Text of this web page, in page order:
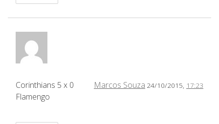
Marcos Souza 24/10/2015, 17:23
Corinthians 5 x 0
Flamengo